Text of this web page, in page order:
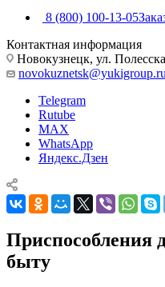
8 (800) 100-13-05
Контактная информация
Новокузнецк, ул.
novokuznetsk@yukigroup.ru
Telegram
Rutube
MAX
WhatsApp
Яндекс.Дзен
Приспособления
быту